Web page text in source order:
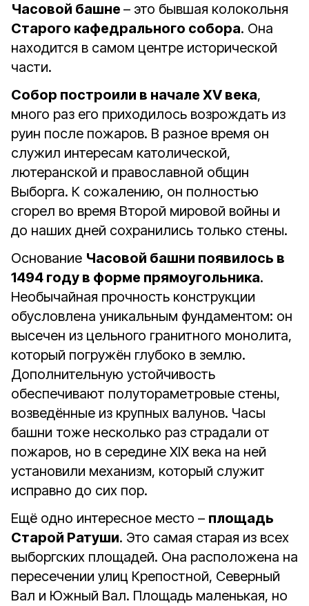
Часовой башне – это бывшая колокольня
Старого кафедрального собора. Она
находится в самом центре исторической
части.
Собор построили в начале XV века,
много раз его приходилось возрождать из
руин после пожаров. В разное время он
служил интересам католической,
лютеранской и православной общин
Выборга. К сожалению, он полностью
сгорел во время Второй мировой войны и
до наших дней сохранились только стены.
Основание Часовой башни появилось в
1494 году в форме прямоугольника.
Необычайная прочность конструкции
обусловлена уникальным фундаментом: он
высечен из цельного гранитного монолита,
который погружён глубоко в землю.
Дополнительную устойчивость
обеспечивают полутораметровые стены,
возведённые из крупных валунов. Часы
башни тоже несколько раз страдали от
пожаров, но в середине XIX века на ней
установили механизм, который служит
исправно до сих пор.
Ещё одно интересное место – площадь
Старой Ратуши. Это самая старая из всех
выборгских площадей. Она расположена на
пересечении улиц Крепостной, Северный
Вал и Южный Вал. Площадь маленькая, но